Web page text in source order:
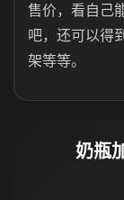
售价，看自己
吧，还可以得
架等等。
奶瓶